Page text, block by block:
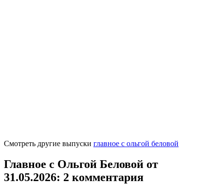
Смотреть другие выпуски главное с ольгой беловой
Главное с Ольгой Беловой от
31.05.2026: 2 комментария